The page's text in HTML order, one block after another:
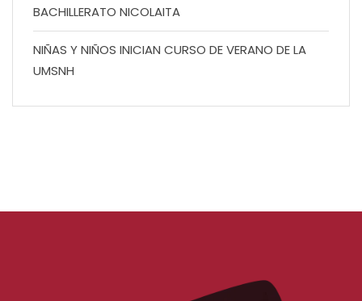
BACHILLERATO NICOLAITA
NIÑAS Y NIÑOS INICIAN CURSO DE VERANO DE LA
UMSNH